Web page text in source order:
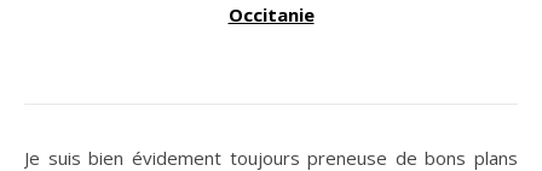
Occitanie
Je suis bien évidement toujours preneuse de bons plans